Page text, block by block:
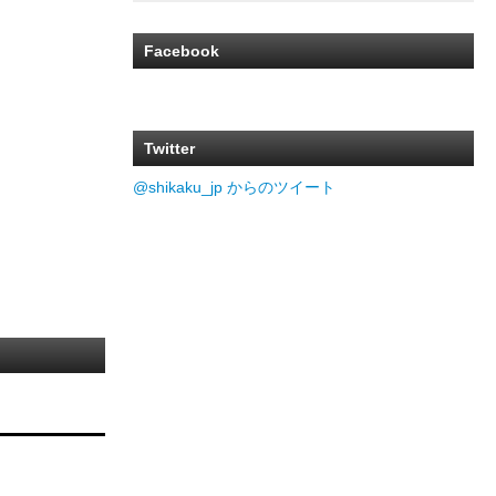
Facebook
Twitter
@shikaku_jp からのツイート